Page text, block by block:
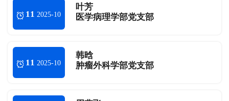
11 2025-10
叶芳
医学病理学部党支部
11 2025-10
韩晗
肿瘤外科学部党支部